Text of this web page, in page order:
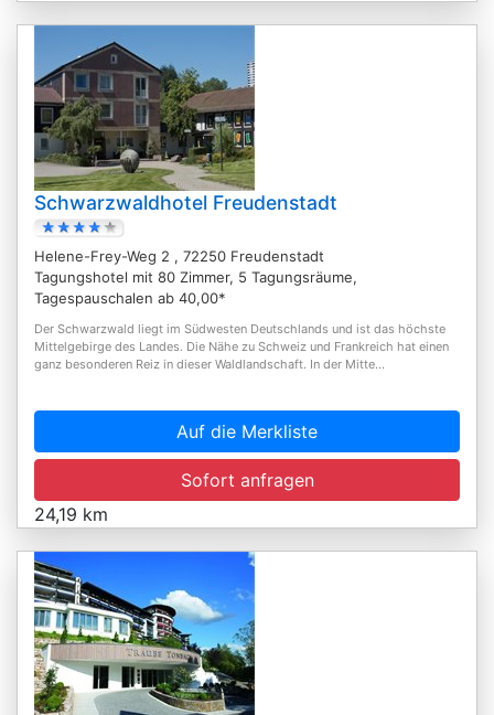
Schwarzwaldhotel Freudenstadt
Helene-Frey-Weg 2 , 72250 Freudenstadt
Tagungshotel mit 80 Zimmer, 5 Tagungsräume,
Tagespauschalen ab 40,00*
Der Schwarzwald liegt im Südwesten Deutschlands und ist das höchste
Mittelgebirge des Landes. Die Nähe zu Schweiz und Frankreich hat einen
ganz besonderen Reiz in dieser Waldlandschaft. In der Mitte...
Auf die Merkliste
Sofort anfragen
24,19 km